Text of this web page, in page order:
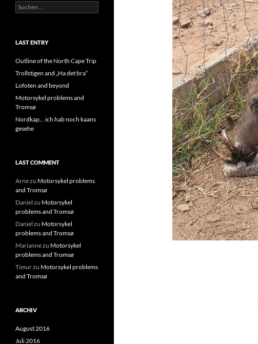
Suchen
nach:
LAST ENTRY
Outline of the North Cape Trip
Trollstigen and „Ha det bra“
Lofoten and beyond
Motorsykel problems and
Tromsø
Nordkap… ich hab noch kaans
gesehe
LAST COMMENT
Arnezu Motorsykel problems
and Tromsø
Daniel zu Motorsykel
problems and Tromsø
Daniel zu Motorsykel
problems and Tromsø
Mariannezu Motorsykel
problems and Tromsø
Timurzu Motorsykel problems
and Tromsø
ARCHIV
August 2016
Juli 2016